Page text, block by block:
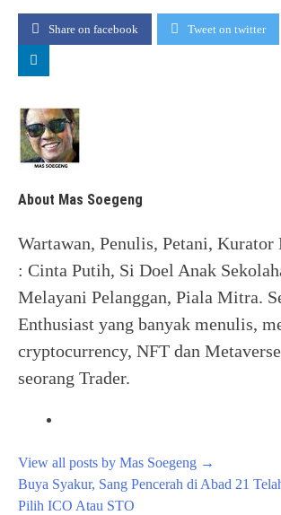
Share on facebook Tweet on twitter
About Mas Soegeng
Wartawan, Penulis, Petani, Kurator
: Cinta Putih, Si Doel Anak
Melayani Pelanggan, Piala Mitra.
Enthusiast yang banyak menulis,
cryptocurrency, NFT dan
seorang Trader.
View all posts by Mas Soegeng →
Post
navigation
Buya Syakur, Sang Pencerah di Abad 21
Pilih ICO Atau STO